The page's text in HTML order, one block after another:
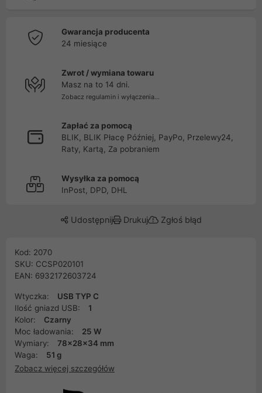
Gwarancja producenta
24 miesiące
Zwrot / wymiana towaru
Masz na to 14 dni.
Zobacz regulamin i wyłączenia...
Zapłać za pomocą
BLIK, BLIK Płacę Później, PayPo, Przelewy24,
Raty, Kartą, Za pobraniem
Wysyłka za pomocą
InPost, DPD, DHL
Udostępnij Drukuj Zgłoś błąd
Kod: 2070
SKU: CCSP020101
EAN: 6932172603724
Wtyczka:
USB TYP C
Ilość gniazd USB:
1
Kolor:
Czarny
Moc ładowania:
25 W
Wymiary:
78x28x34 mm
Waga:
51 g
Zobacz więcej szczegółów